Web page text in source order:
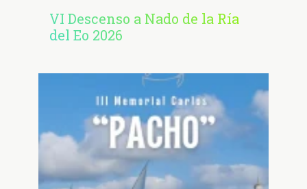
VI Descenso a Nado de la Ría
del Eo 2026